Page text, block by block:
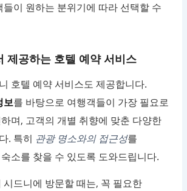
들이 원하는 분위기에 따라 선택할 수
제공하는 호텔 예약 서비스
호텔 예약 서비스도 제공합니다.
보를 바탕으로 여행객들이 가장 필요로
며, 고객의 개별 취향에 맞춘 다양한
. 특히 관광 명소와의 접근성를
소를 찾을 수 있도록 도와드립니다.
시드니에 방문할 때는, 꼭 필요한